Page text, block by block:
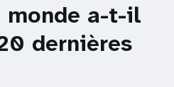
monde a-t-il
dernières